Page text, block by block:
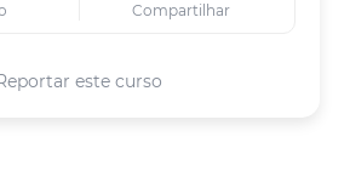
Compartilhar
este curso